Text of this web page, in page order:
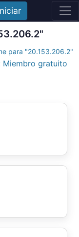
para "20.153.206.2"
Miembro gratuito